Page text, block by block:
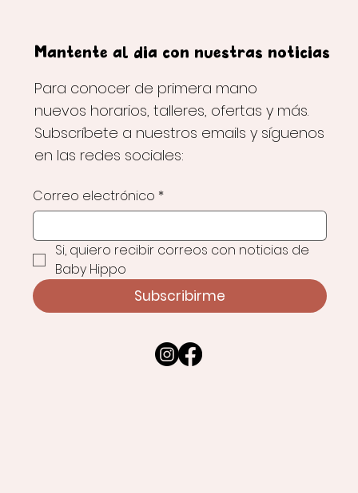
Mantente al día con nuestras noticias
Para conocer de primera mano
nuevos horarios, talleres, ofertas y más.
Subscríbete a nuestros emails y síguenos
en las redes sociales:
Correo electrónico *
Si, quiero recibir correos con noticias de
Baby Hippo
Subscribirme